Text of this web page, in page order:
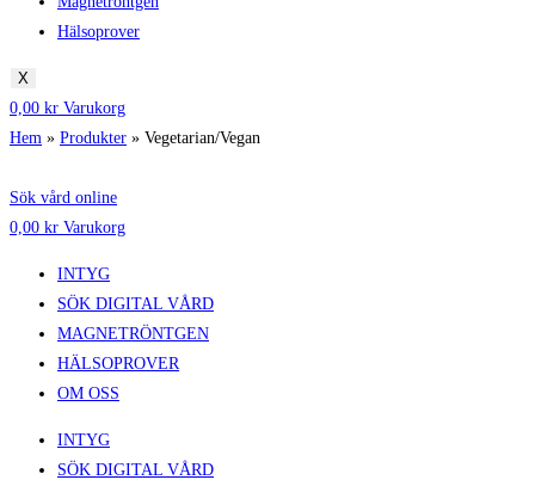
Hälsoprover
X
0,00 kr Varukorg
Hem » Produkter » Vegetarian/Vegan
Sök vård online
0,00 kr Varukorg
INTYG
SÖK DIGITAL VÅRD
MAGNETRÖNTGEN
HÄLSOPROVER
OM OSS
INTYG
SÖK DIGITAL VÅRD